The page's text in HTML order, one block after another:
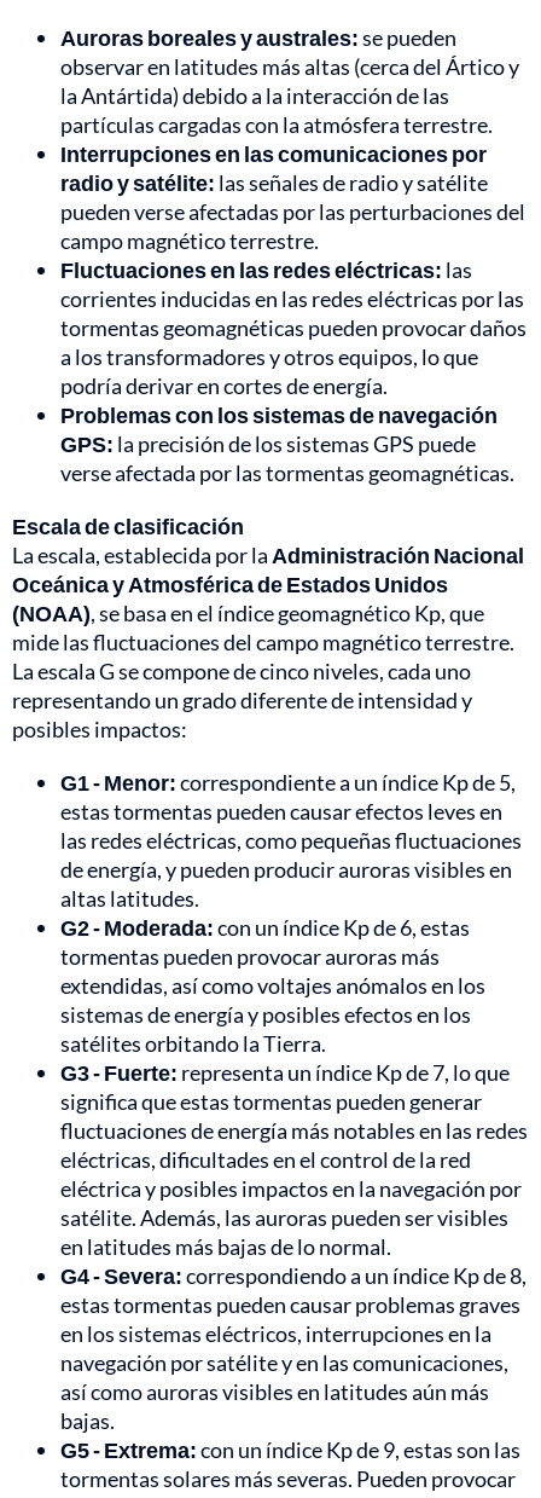
Auroras boreales y australes:se pueden
observar en latitudes más altas (cerca del Ártico y
la Antártida) debido a la interacción de las
partículas cargadas con la atmósfera terrestre.
Interrupciones en las comunicaciones por
radio y satélite: las señales de radio y satélite
pueden verse afectadas por las perturbaciones del
campo magnético terrestre.
Fluctuaciones en las redes eléctricas: las
corrientes inducidas en las redes eléctricas por las
tormentas geomagnéticas pueden provocar daños
a los transformadores y otros equipos, lo que
podría derivar en cortes de energía.
Problemas con los sistemas de navegación
GPS: la precisión de los sistemas GPS puede
verse afectada por las tormentas geomagnéticas.
Escala de clasificación
La escala, establecida por la Administración Nacional
Oceánica y Atmosférica de Estados Unidos
(NOAA), se basa en el índice geomagnético Kp, que
mide las fluctuaciones del campo magnético terrestre.
La escala G se compone de cinco niveles, cada uno
representando un grado diferente de intensidad y
posibles impactos:
G1 - Menor:correspondiente a un índice Kp de 5,
estas tormentas pueden causar efectos leves en
las redes eléctricas, como pequeñas fluctuaciones
de energía, y pueden producir auroras visibles en
altas latitudes.
G2 - Moderada:con un índice Kp de 6, estas
tormentas pueden provocar auroras más
extendidas, así como voltajes anómalos en los
sistemas de energía y posibles efectos en los
satélites orbitando la Tierra.
G3 - Fuerte: representa un índice Kp de 7, lo que
significa que estas tormentas pueden generar
fluctuaciones de energía más notables en las redes
eléctricas, dificultades en el control de la red
eléctrica y posibles impactos en la navegación por
satélite. Además, las auroras pueden ser visibles
en latitudes más bajas de lo normal.
G4 - Severa:correspondiendo a un índice Kp de 8,
estas tormentas pueden causar problemas graves
en los sistemas eléctricos, interrupciones en la
navegación por satélite y en las comunicaciones,
así como auroras visibles en latitudes aún más
bajas.
G5 - Extrema:con un índice Kp de 9, estas son las
tormentas solares más severas. Pueden provocar